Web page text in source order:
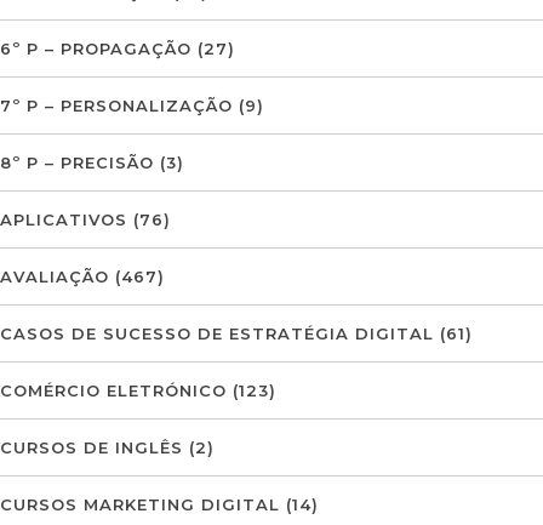
6º P – PROPAGAÇÃO (27)
7º P – PERSONALIZAÇÃO (9)
8º P – PRECISÃO (3)
APLICATIVOS (76)
AVALIAÇÃO (467)
CASOS DE SUCESSO DE ESTRATÉGIA DIGITAL (61)
COMÉRCIO ELETRÓNICO (123)
CURSOS DE INGLÊS (2)
CURSOS MARKETING DIGITAL (14)